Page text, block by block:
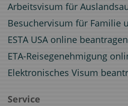
Arbeitsvisum für
Besuchervisum für Familie
ESTA USA online beantragen
ETA-Reisegenehmigung
Elektronisches Visum
Service